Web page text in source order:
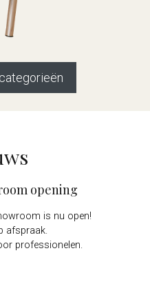
opening
is nu open!
afspraak.
professionelen.